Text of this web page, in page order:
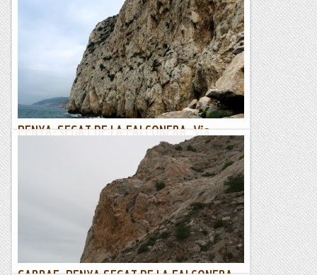
Via Chani. Paret de la Falconera.
Aquest diumenge he anat amb en Pere i en Xavi al Garraf, a
la paret de la Falconera, a fer la via Chani, una de les
clàssiques del lloc i que es caracteritza per haver de fer...
Sisbemessanapren
PENYA-SEGAT DE LA FALCONERA. Via
5/06/18.Des del 1 de juny ja és pot escalar a la façana de mar
al Penya-segat de la Falconera al Garraf. Aprofitant l’efecte
guia què ha donat a coneix-a algunes vies, poc...